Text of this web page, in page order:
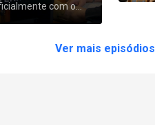
com o
canções que lhe
com o […]Ver mais episódios